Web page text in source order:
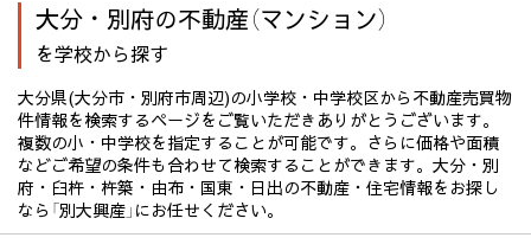
大分・別府の不動産（マンション）
を学校から探す
大分県(大分市・別府市周辺)の小学校・中学校区から不動産売買物
件情報を検索するページをご覧いただきありがとうございます。
複数の小・中学校を指定することが可能です。さらに価格や面積
などご希望の条件も合わせて検索することができます。大分・別
府・臼杵・杵築・由布・国東・日出の不動産・住宅情報をお探し
なら「別大興産」にお任せください。